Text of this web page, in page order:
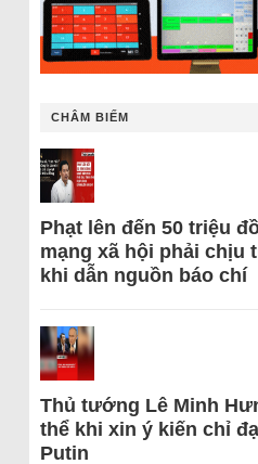
CHÂM BIẾM
Phạt lên đến 50 triệu
mạng xã hội phải chịu
khi dẫn nguồn báo chí
Thủ tướng Lê Minh
thể khi xin ý kiến chỉ
Putin